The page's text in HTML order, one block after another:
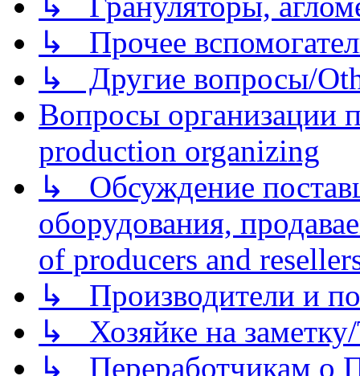
↳ Прочее
↳ Другие вопросы/
Вопросы организации
production organizing
↳ Обсуждение
оборудования,
of producers and
↳ Производители и
↳ Хозяйке на
↳ Переработчикам о